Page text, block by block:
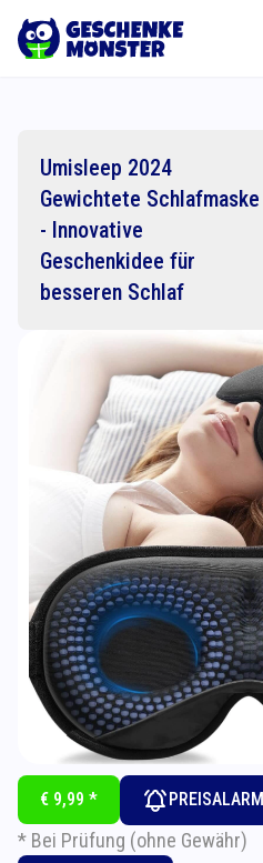
Umisleep 2024
Gewichtete Schlafmaske
- Innovative
Geschenkidee für
besseren Schlaf
€ 9,99 * PREISALARM
* Bei Prüfung (ohne Gewähr)